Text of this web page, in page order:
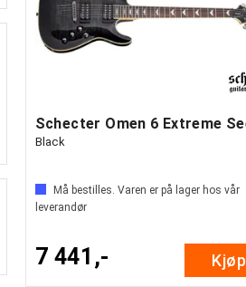
Black
Må bestilles. Varen er på lager hos vår
leverandør
7 441,- Kjøp